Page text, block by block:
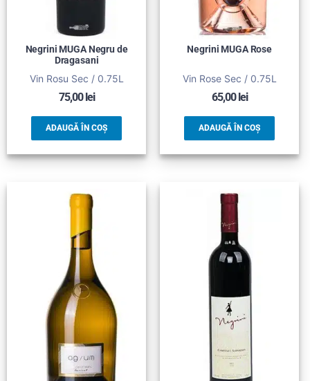
Negrini MUGA Negru de
Dragasani
Vin Rosu Sec / 0.75L
75,00lei
ADAUGĂ ÎN COȘ
Negrini MUGA Rose
Vin Rose Sec / 0.75L
65,00lei
ADAUGĂ ÎN COȘ